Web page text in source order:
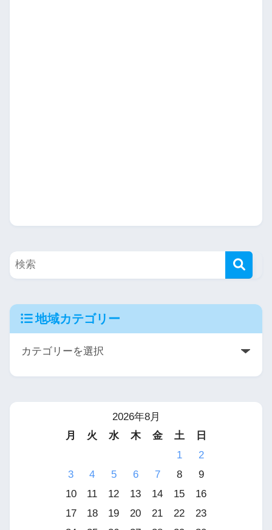
地域カテゴリー
2026年8月
月
火 水 木 金 土
日
1
2
3
4 5 6 7 8
9
10
11 12 13 14 15
16
17
18 19 20 21 22
23